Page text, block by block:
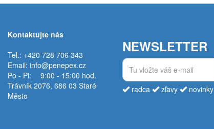
Kontaktujte nás
Tel.: +420 728 706 343
Email: info@penepex.cz
Po - Pi:
9:00 - 15:00 hod.
Trávník 2076, 686 03 Staré
Město
NEWSLETTER
radca zľavy novinky